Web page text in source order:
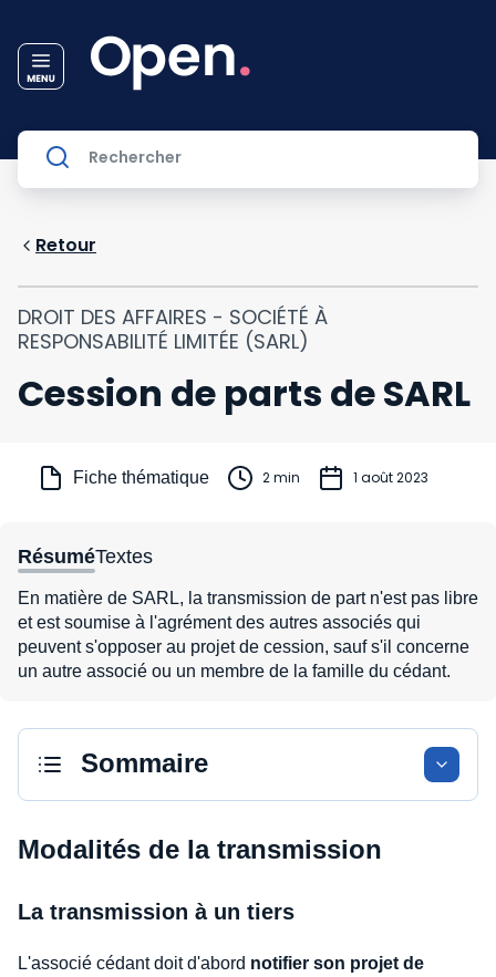
Retour
DROIT DES AFFAIRES - SOCIÉTÉ À
RESPONSABILITÉ LIMITÉE (SARL)
Cession de parts de SARL
Fiche thématique 2 min 1 août 2023
RésuméTextes
En matière de SARL, la transmission de part n'est pas libre
et est soumise à l'agrément des autres associés qui
peuvent s'opposer au projet de cession, sauf s'il concerne
un autre associé ou un membre de la famille du cédant.
Sommaire
Modalités de la transmission
La transmission à un tiers
L'associé cédant doit d'abord notifier son projet de